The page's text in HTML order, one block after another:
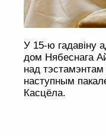
У 15-ю гадавіну
дом Нябеснага
над тэстамэнтам
наступным
Касцёла.